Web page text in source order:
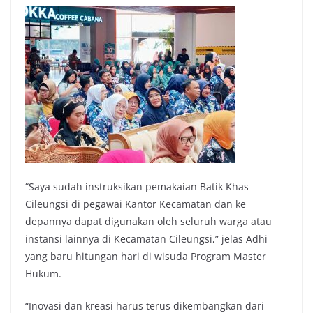
“Saya sudah instruksikan pemakaian Batik Khas
Cileungsi di pegawai Kantor Kecamatan dan ke
depannya dapat digunakan oleh seluruh warga atau
instansi lainnya di Kecamatan Cileungsi,” jelas Adhi
yang baru hitungan hari di wisuda Program Master
Hukum.
“Inovasi dan kreasi harus terus dikembangkan dari